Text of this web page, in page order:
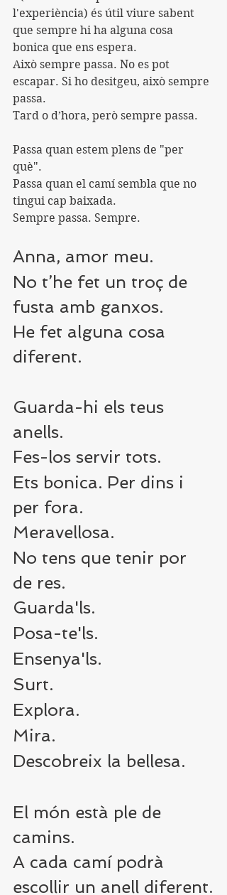
l'experiència) és útil viure sabent
que sempre hi ha alguna cosa
bonica que ens espera.
Això sempre passa. No es pot
escapar. Si ho desitgeu, això sempre
passa.
Tard o d’hora, però sempre passa.
Passa quan estem plens de "per
què".
Passa quan el camí sembla que no
tingui cap baixada.
Sempre passa. Sempre.
Anna, amor meu.
No t’he fet un troç de
fusta amb ganxos.
He fet alguna cosa
diferent.
Guarda-hi els teus
anells.
Fes-los servir tots.
Ets bonica. Per dins i
per fora.
Meravellosa.
No tens que tenir por
de res.
Guarda'ls.
Posa-te'ls.
Ensenya'ls.
Surt.
Explora.
Mira.
Descobreix la bellesa.
El món està ple de
camins.
A cada camí podrà
escollir un anell diferent.